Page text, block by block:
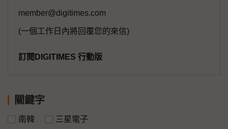
member@digitimes.com
(一個工作日內將回覆您的來信)
訂閱DIGITIMES 行動版
關鍵字
南韓 三星電子